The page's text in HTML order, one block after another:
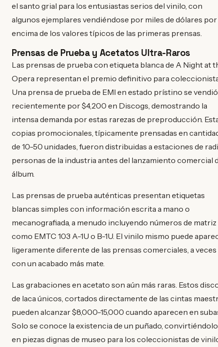
el santo grial para los entusiastas serios del vinilo, con
algunos ejemplares vendiéndose por miles de dólares por
encima de los valores típicos de las primeras prensas.
Prensas de Prueba y Acetatos Ultra-Raros
Las prensas de prueba con etiqueta blanca de A Night at
Opera representan el premio definitivo para
Una prensa de prueba de EMI en estado prístino se vendió
recientemente por $4,200 en Discogs, demostrando la
intensa demanda por estas rarezas de preproducción.
copias promocionales, típicamente prensadas en
de 10-50 unidades, fueron distribuidas a estaciones de
personas de la industria antes del lanzamiento comercial
álbum.
Las prensas de prueba auténticas presentan etiquetas
blancas simples con información escrita a mano o
mecanografiada, a menudo incluyendo números de matriz
como EMTC 103 A-1U o B-1U. El vinilo mismo puede
ligeramente diferente de las prensas comerciales, a veces
con un acabado más mate.
Las grabaciones en acetato son aún más raras. Estos
de laca únicos, cortados directamente de las cintas
pueden alcanzar $8,000-15,000 cuando aparecen en
Solo se conoce la existencia de un puñado,
en piezas dignas de museo para los coleccionistas de